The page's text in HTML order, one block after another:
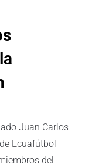
Juan Carlos
Ecuafútbol
del